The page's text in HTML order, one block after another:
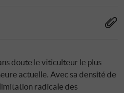
doute le viticulteur le plus
actuelle. Avec sa densité de
radicale des